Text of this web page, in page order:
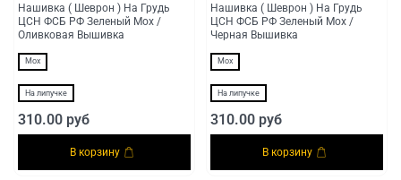
Нашивка ( Шеврон ) На Грудь
ЦСН ФСБ РФ Зеленый Мох /
Оливковая Вышивка
Мох
На липучке
310.00 руб
В корзину
Нашивка ( Шеврон ) На Грудь
ЦСН ФСБ РФ Зеленый Мох /
Черная Вышивка
Мох
На липучке
310.00 руб
В корзину